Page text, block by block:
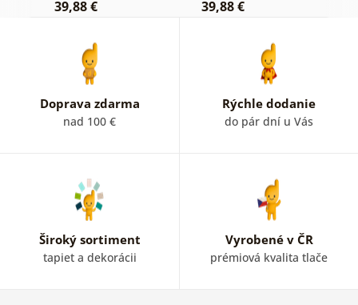
39,88 € 39,88 €
Doprava zdarma
nad 100 €
Rýchle dodanie
do pár dní u Vás
Široký sortiment
tapiet a dekorácii
Vyrobené v ČR
prémiová kvalita tlače